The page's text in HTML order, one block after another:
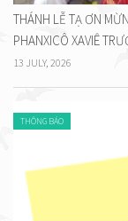
THÁNH LỄ TẠ ƠN
PHANXICÔ XAVIÊ
13 JULY, 2026
THÔNG BÁO